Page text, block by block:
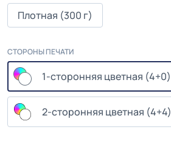
Плотная (300 г)
СТОРОНЫ ПЕЧАТИ
1-сторонняя цветная (4+0)
2-сторонняя цветная (4+4)